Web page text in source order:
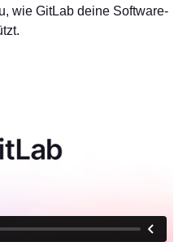
wie GitLab deine Software-